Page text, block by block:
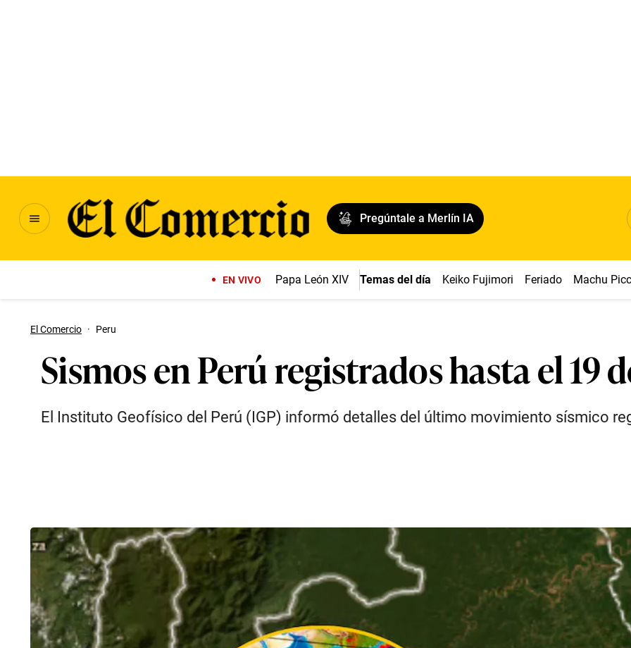
Pregúntale a Merlín IA
EN VIVO Papa León XIV Temas del día Keiko Fujimori Feriado Machu
El Comercio · Peru
Sismos en Perú registrados hasta el 19
El Instituto Geofísico del Perú (IGP) informó detalles del último movimiento sísmico